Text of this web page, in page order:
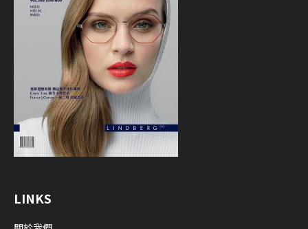
LINKS